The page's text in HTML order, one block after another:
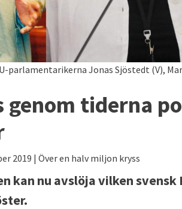
parlamentarikerna Jonas Sjöstedt (V),
genom tiderna
2019 | Över en halv miljon kryss
kan nu avslöja vilken